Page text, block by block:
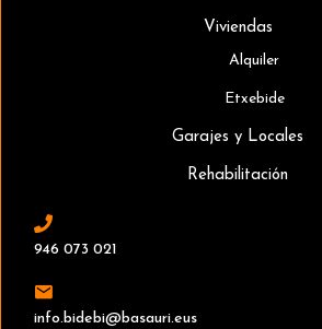
Viviendas
Alquiler
Etxebide
Garajes y Locales
Rehabilitación
946 073 021
info.bidebi@basauri.eus